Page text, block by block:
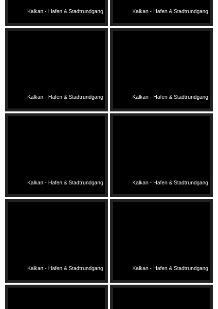
Kalkan - Hafen & Stadtrundgang Kalkan - Hafen & Stadtrundgang
Kalkan - Hafen & Stadtrundgang Kalkan - Hafen & Stadtrundgang
Kalkan - Hafen & Stadtrundgang Kalkan - Hafen & Stadtrundgang
Kalkan - Hafen & Stadtrundgang Kalkan - Hafen & Stadtrundgang